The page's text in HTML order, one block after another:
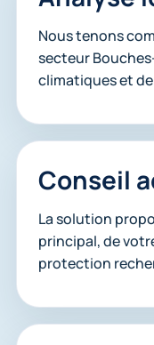
Nous tenons
secteur
climatiques et
Conseil
La solution
principal, de
protection